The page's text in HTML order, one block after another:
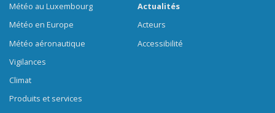
Météo au Luxembourg
Météo en Europe
Météo aéronautique
Vigilances
Climat
Produits et services
Actualités
Acteurs
Accessibilité